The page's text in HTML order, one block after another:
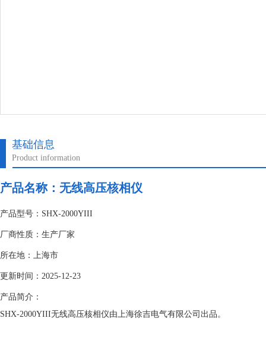
基础信息
Product information
产品名称： 无线高压核相仪
产品型号：SHX-2000YIII
厂商性质：生产厂家
所在地：上海市
更新时间：2025-12-23
产品简介：
SHX-2000YIII无线高压核相仪由上海徐吉电气有限公司出品。